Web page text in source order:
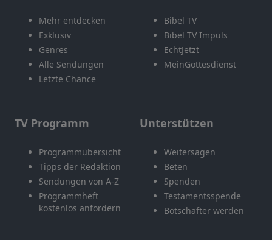
Mehr entdecken
Exklusiv
Genres
Alle Sendungen
Letzte Chance
Bibel TV
Bibel TV Impuls
EchtJetzt
MeinGottesdienst
TV Programm
Programmübersicht
Tipps der Redaktion
Sendungen von A-Z
Programmheft
kostenlos anfordern
Unterstützen
Weitersagen
Beten
Spenden
Testamentsspende
Botschafter werden